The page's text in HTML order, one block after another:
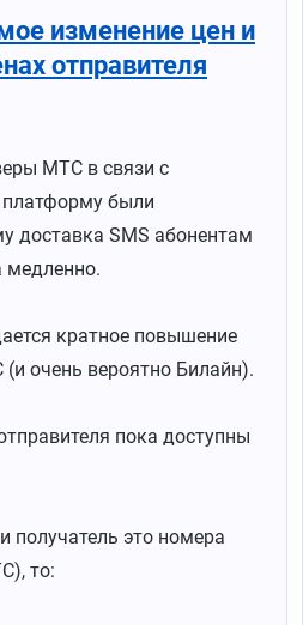
изменение цен и
отправителя
МТС в связи с
были
доставка SMS абонентам
медленно.
кратное повышение
очень вероятно Билайн).
пока доступны
получатель это номера
то: